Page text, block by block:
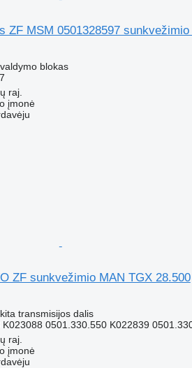
ZF MSM 0501328597 sunkvežimio
blokas
raj.
įmonė
ZF sunkvežimio MAN TGX 28.500
transmisijos dalis
0501.330.550 K022839
raj.
įmonė